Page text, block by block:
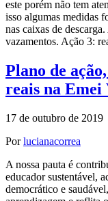
este porém não tem
isso algumas medidas
nas caixas de
vazamentos. Ação 3:
Plano de
reais na Emei
17 de outubro de 2019
Porlucianacorrea
A nossa pauta é
educador sustentável,
democrático e